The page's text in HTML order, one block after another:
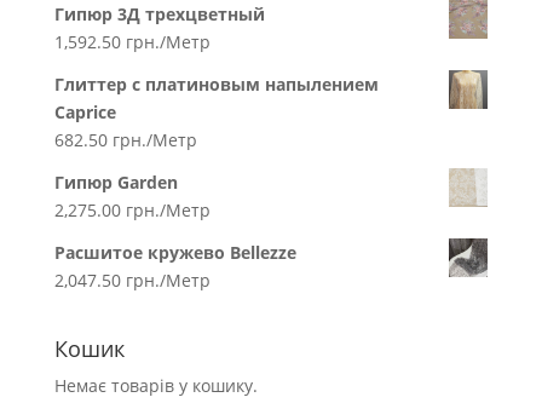
Гипюр 3Д трехцветный
1,592.50 грн./Метр
Глиттер с платиновым напылением
Caprice
682.50 грн./Метр
Гипюр Garden
2,275.00 грн./Метр
Расшитое кружево Bellezze
2,047.50 грн./Метр
Кошик
Немає товарів у кошику.